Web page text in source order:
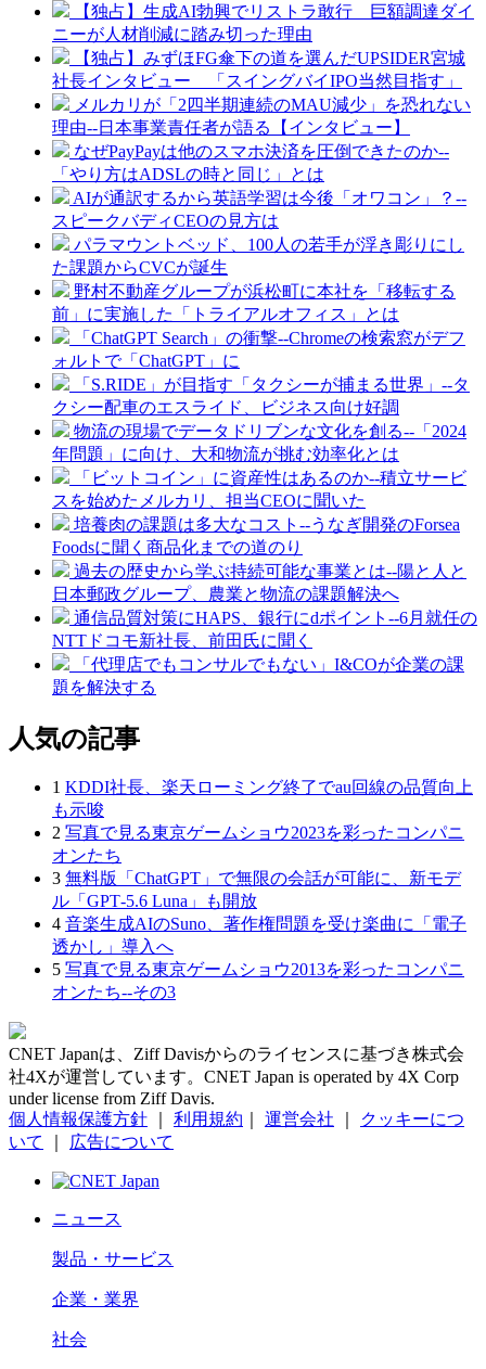
【独占】生成AI勃興でリストラ敢行 巨額調達ダイ
ニーが人材削減に踏み切った理由
【独占】みずほFG傘下の道を選んだUPSIDER宮城
社長インタビュー 「スイングバイIPO当然目指す」
メルカリが「2四半期連続のMAU減少」を恐れない
理由--日本事業責任者が語る【インタビュー】
なぜPayPayは他のスマホ決済を圧倒できたのか--
「やり方はADSLの時と同じ」とは
AIが通訳するから英語学習は今後「オワコン」？--
スピークバディCEOの見方は
パラマウントベッド、100人の若手が浮き彫りにし
た課題からCVCが誕生
野村不動産グループが浜松町に本社を「移転する
前」に実施した「トライアルオフィス」とは
「ChatGPT Search」の衝撃--Chromeの検索窓がデフ
ォルトで「ChatGPT」に
「S.RIDE」が目指す「タクシーが捕まる世界」--タ
クシー配車のエスライド、ビジネス向け好調
物流の現場でデータドリブンな文化を創る--「2024
年問題」に向け、大和物流が挑む効率化とは
「ビットコイン」に資産性はあるのか--積立サービ
スを始めたメルカリ、担当CEOに聞いた
培養肉の課題は多大なコスト--うなぎ開発のForsea
Foodsに聞く商品化までの道のり
過去の歴史から学ぶ持続可能な事業とは--陽と人と
日本郵政グループ、農業と物流の課題解決へ
通信品質対策にHAPS、銀行にdポイント--6月就任の
NTTドコモ新社長、前田氏に聞く
「代理店でもコンサルでもない」I&COが企業の課
題を解決する
人気の記事
1 KDDI社長、楽天ローミング終了でau回線の品質向上
も示唆
2 写真で見る東京ゲームショウ2023を彩ったコンパニ
オンたち
3 無料版「ChatGPT」で無限の会話が可能に、新モデ
ル「GPT‑5.6 Luna」も開放
4 音楽生成AIのSuno、著作権問題を受け楽曲に「電子
透かし」導入へ
5 写真で見る東京ゲームショウ2013を彩ったコンパニ
オンたち--その3
CNET Japanは、Ziff Davisからのライセンスに基づき株式会
社4Xが運営しています。CNET Japan is operated by 4X Corp
under license from Ziff Davis.
個人情報保護方針
利用規約 運営会社
クッキーにつ
いて
広告について
ニュース
製品・サービス
企業・業界
社会